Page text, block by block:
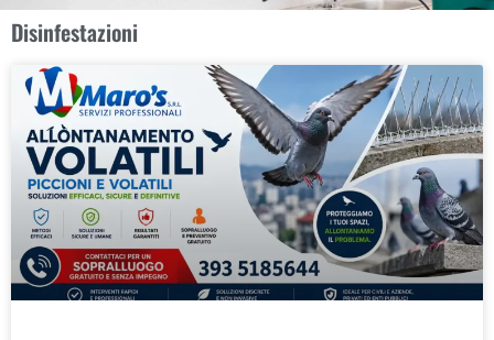
Disinfestazioni